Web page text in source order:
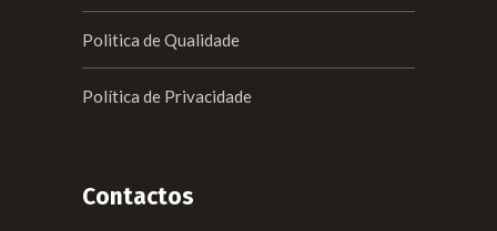
Politica de Qualidade
Política de Privacidade
Contactos